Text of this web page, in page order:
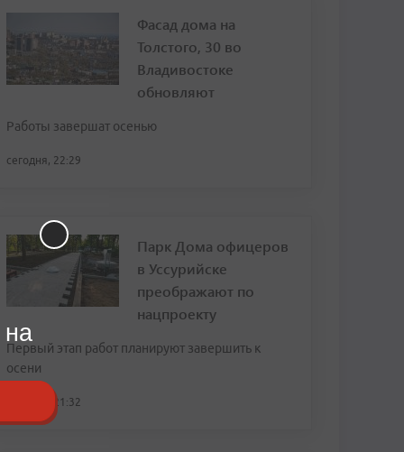
Фасад дома на
Толстого, 30 во
Владивостоке
обновляют
Работы завершат осенью
сегодня, 22:29
Парк Дома офицеров
в Уссурийске
преображают по
нацпроекту
Первый этап работ планируют завершить к
осени
сегодня, 21:32